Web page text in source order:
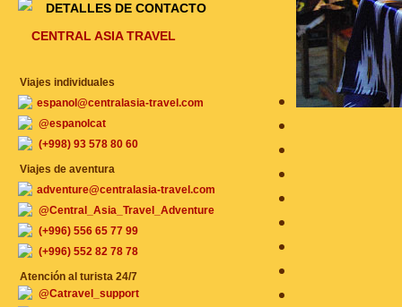
DETALLES DE CONTACTO
CENTRAL ASIA TRAVEL
Viajes individuales
espanol@centralasia-travel.com
@espanolcat
(+998) 93 578 80 60
Viajes de aventura
adventure@centralasia-travel.com
@Central_Asia_Travel_Adventure
(+996) 556 65 77 99
(+996) 552 82 78 78
Atención al turista 24/7
@Catravel_support